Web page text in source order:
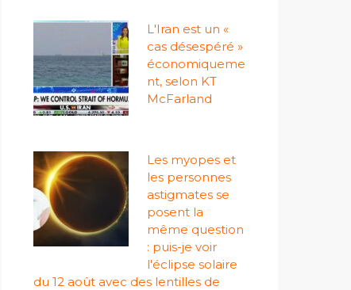
L'Iran est un «
cas désespéré »
économiqueme
nt, selon KT
McFarland
Les myopes et
les personnes
astigmates se
posent la
même question
: puis-je voir
l'éclipse solaire
du 12 août avec des lentilles de